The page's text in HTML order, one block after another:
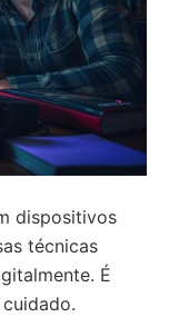
dispositivos
técnicas
É